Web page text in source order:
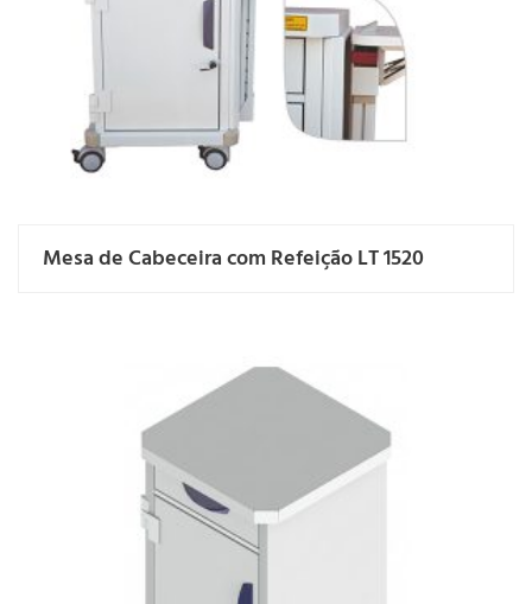
Mesa de Cabeceira com Refeição LT 1520